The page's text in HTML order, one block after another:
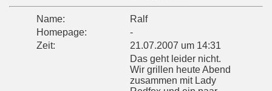
Name:
Ralf
Homepage:
-
Zeit:
21.07.2007 um 14:31
Das geht leider nicht.
Wir grillen heute Abend
zusammen mit Lady